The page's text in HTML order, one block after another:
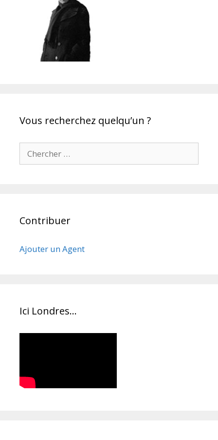
Vous recherchez quelqu’un ?
Chercher pour:
Contribuer
Ajouter un Agent
Ici Londres…